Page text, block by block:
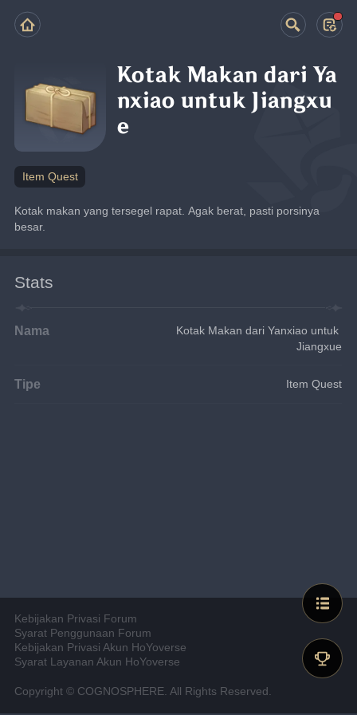
Kotak Makan dari Ya
nxiao untuk Jiangxu
e
Item Quest
Kotak makan yang tersegel rapat. Agak berat, pasti porsinya
besar.
Stats
Nama
Kotak Makan dari Yanxiao untuk
Jiangxue
Tipe Item Quest
Kebijakan Privasi Forum
Syarat Penggunaan Forum
Kebijakan Privasi Akun HoYoverse
Syarat Layanan Akun HoYoverse
Copyright © COGNOSPHERE. All Rights Reserved.